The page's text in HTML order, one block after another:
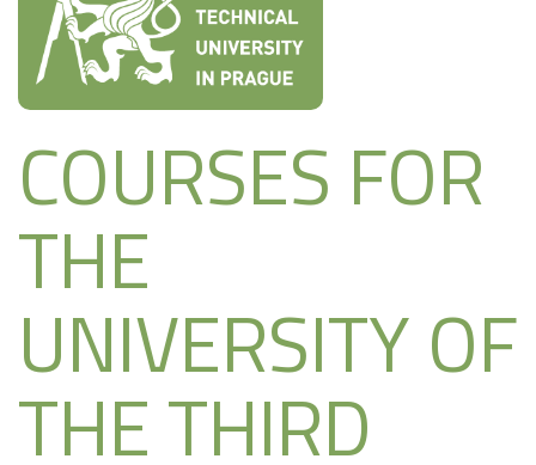
COURSES FOR
THE
UNIVERSITY OF
THE THIRD